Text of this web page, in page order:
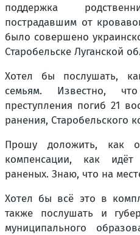
поддержка
пострадавшим от
было совершено
Старобельске Луганской
Хотел бы послушать,
семьям. Известно,
преступления погиб 21
ранения, Старобельского
Прошу доложить, как
компенсации, как идёт
раненых. Знаю, что на
Хотел бы всё это в
также послушать и
муниципального